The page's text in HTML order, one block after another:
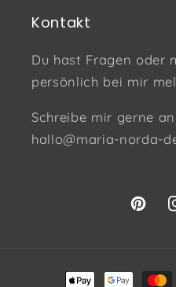
Kontakt
Du hast Fragen oder
persönlich bei mir
Schreibe mir gerne an
hallo@maria-norda-